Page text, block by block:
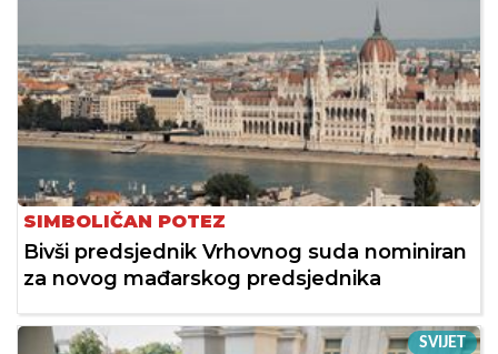
SIMBOLIČAN POTEZ
Bivši predsjednik Vrhovnog suda nominiran
za novog mađarskog predsjednika
SVIJET